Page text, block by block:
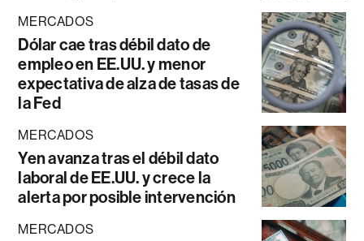
MERCADOS
Dólar cae tras débil dato de
empleo en EE.UU. y menor
expectativa de alza de tasas de
la Fed
MERCADOS
Yen avanza tras el débil dato
laboral de EE.UU. y crece la
alerta por posible intervención
MERCADOS